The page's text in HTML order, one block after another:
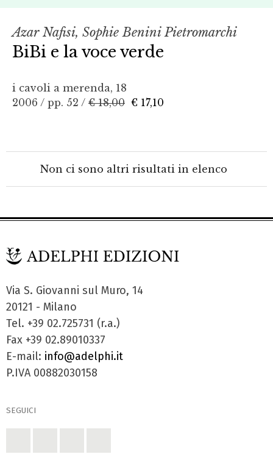
Azar Nafisi, Sophie Benini Pietromarchi
BiBi e la voce verde
i cavoli a merenda, 18
2006 / pp. 52 / € 18,00 € 17,10
Non ci sono altri risultati in elenco
Via S. Giovanni sul Muro, 14
20121 - Milano
Tel. +39 02.725731 (r.a.)
Fax +39 02.89010337
E-mail: info@adelphi.it
P.IVA 00882030158
SEGUICI